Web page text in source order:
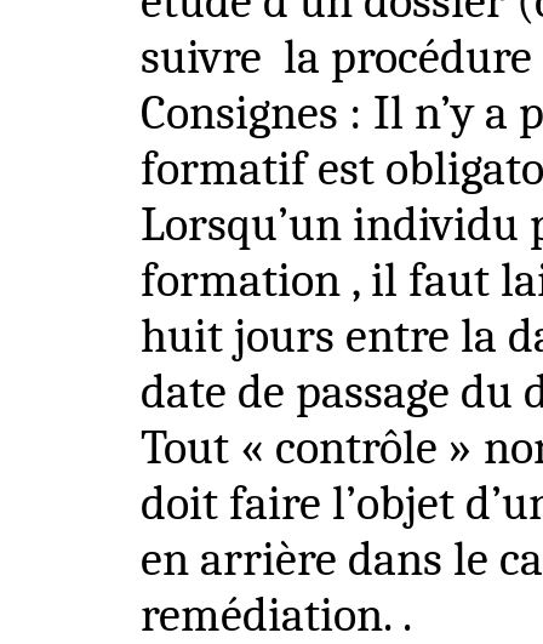
suivre la
Consignes : Il n’y a
formatif est
Lorsqu’un individu
formation , il faut
huit jours entre la
date de passage du
Tout « contrôle »
doit faire l’objet
en arrière dans le
remédiation. .